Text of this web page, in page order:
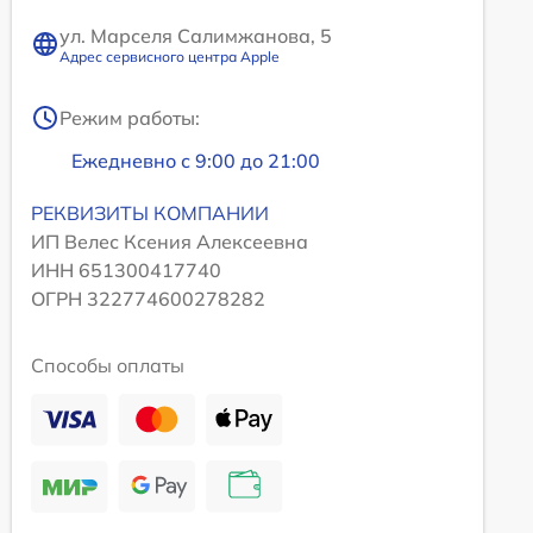
ул. Марселя Салимжанова, 5
Адрес сервисного центра Apple
Режим работы:
Ежедневно с 9:00 до 21:00
РЕКВИЗИТЫ КОМПАНИИ
ИП Велес Ксения Алексеевна
ИНН 651300417740
ОГРН 322774600278282
Способы оплаты